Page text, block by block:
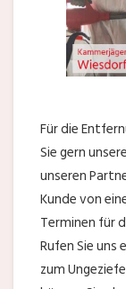
Für die
Sie gern
unseren
Kunde von
Terminen für
Rufen Sie uns
zum